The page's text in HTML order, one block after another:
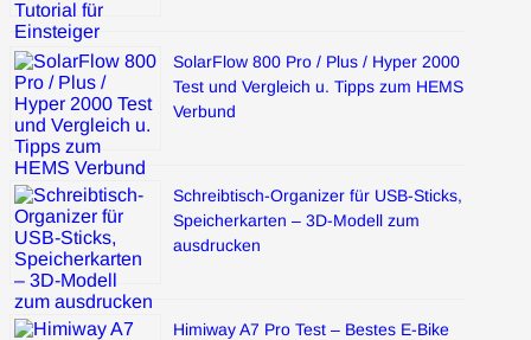
SolarFlow 800 Pro / Plus / Hyper 2000
Test und Vergleich u. Tipps zum HEMS
Verbund
Schreibtisch-Organizer für USB-Sticks,
Speicherkarten – 3D-Modell zum
ausdrucken
Himiway A7 Pro Test – Bestes E-Bike